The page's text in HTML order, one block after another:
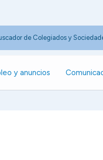
de Colegiados y
y anuncios